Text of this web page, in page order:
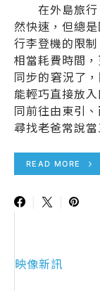
在外島旅行
然快速，但總
行李登機的限
相當耗費時間
同步的窘況了
能輕巧直接放
同前往由東引
尋找老爸常說當
READ MORE
映像新訊